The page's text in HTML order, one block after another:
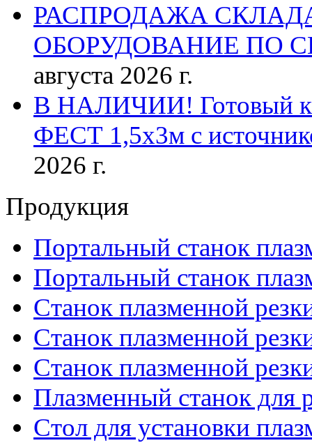
РАСПРОДАЖА
ОБОРУДОВАНИЕ ПО
августа 2026 г.
В НАЛИЧИИ! Готовый к
ФЕСТ 1,5х3м с
2026 г.
Продукция
Портальный станок
Портальный станок
Станок плазменной
Станок плазменной
Станок плазменной
Плазменный станок для
Стол для установки